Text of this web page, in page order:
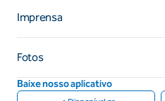
Imprensa
Fotos
Baixe nosso aplicativo